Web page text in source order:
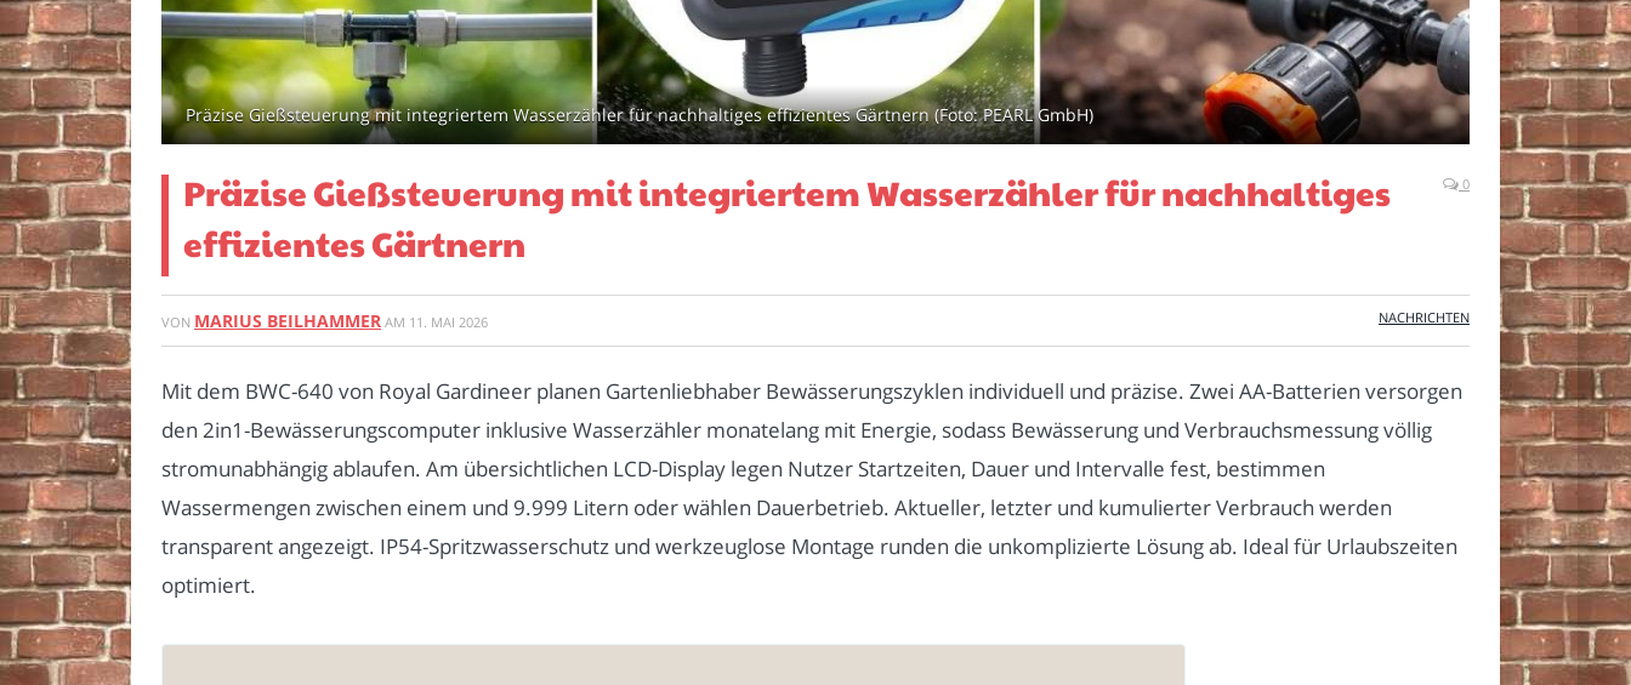
Präzise Gießsteuerung mit integriertem Wasserzähler für nachhaltiges effizientes Gärtnern (Foto: PEARL GmbH)
Präzise Gießsteuerung mit integriertem Wasserzähler für nachhaltiges
effizientes Gärtnern
0
VON MARIUS BEILHAMMER AM 11. MAI 2026 NACHRICHTEN
Mit dem BWC-640 von Royal Gardineer planen Gartenliebhaber Bewässerungszyklen individuell und präzise. Zwei AA-Batterien versorgen
den 2in1-Bewässerungscomputer inklusive Wasserzähler monatelang mit Energie, sodass Bewässerung und Verbrauchsmessung völlig
stromunabhängig ablaufen. Am übersichtlichen LCD-Display legen Nutzer Startzeiten, Dauer und Intervalle fest, bestimmen
Wassermengen zwischen einem und 9.999 Litern oder wählen Dauerbetrieb. Aktueller, letzter und kumulierter Verbrauch werden
transparent angezeigt. IP54-Spritzwasserschutz und werkzeuglose Montage runden die unkomplizierte Lösung ab. Ideal für Urlaubszeiten
optimiert.